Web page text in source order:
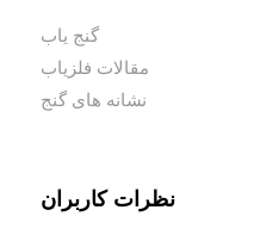
گنج یاب
مقالات فلزیاب
نشانه های گنج
نظرات کاربران